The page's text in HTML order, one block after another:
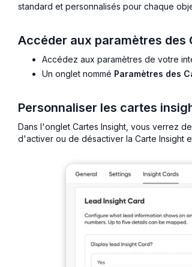
standard et personnalisés pour chaque
Accéder aux paramètres des
Accédez aux paramètres de votre
Un onglet nommé Paramètres des
Personnaliser les cartes
Dans l'onglet Cartes Insight, vous verrez
d'activer ou de désactiver la Carte Insight